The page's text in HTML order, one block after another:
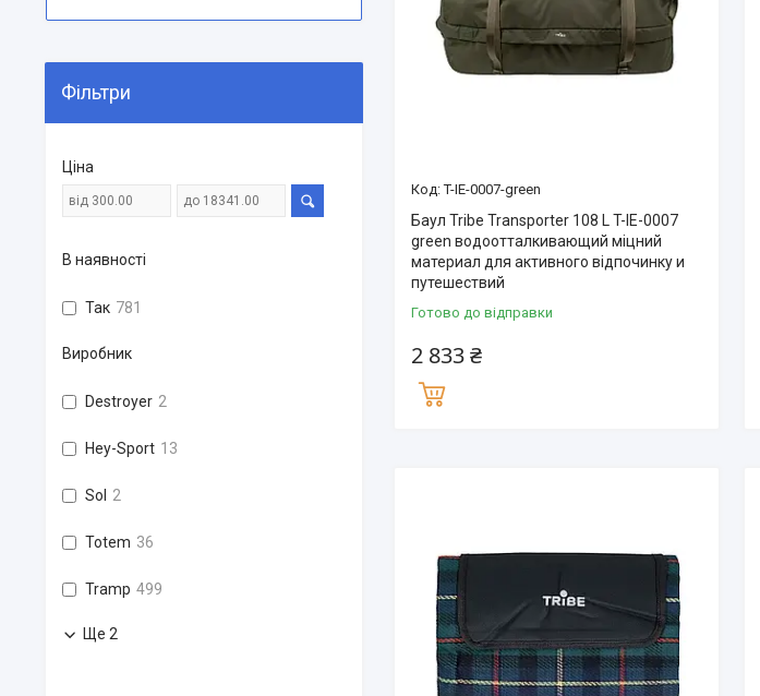
T-IE-0007-green
Баул Tribe Transporter 108 L T-IE-0007
green водоотталкивающий міцний
материал для активного відпочинку и
путешествий
Готово до відправки
2 833 ₴
Фільтри
Ціна
В наявності
Так 781
Виробник
Destroyer 2
Hey-Sport 13
Sol 2
Totem 36
Tramp 499
Ще 2